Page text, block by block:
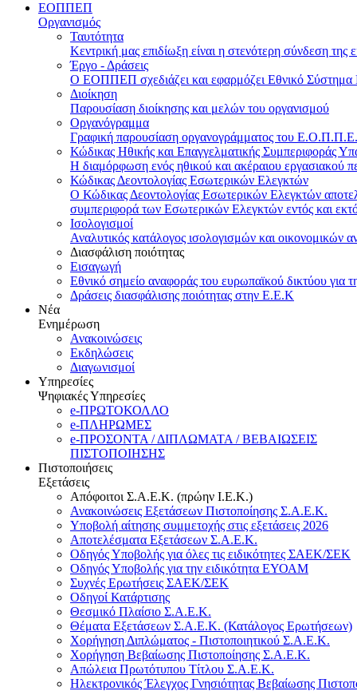
ΕΟΠΠΕΠ
Οργανισμός
Ταυτότητα
Κεντρική μας επιδίωξη είναι η στενότερη σύνδεση της
Έργο - Δράσεις
Ο ΕΟΠΠΕΠ σχεδιάζει και εφαρμόζει Eθνικό Σύστημα
Διοίκηση
Παρουσίαση διοίκησης και μελών του οργανισμού
Οργανόγραμμα
Γραφική παρουσίαση οργανογράμματος του
Κώδικας Ηθικής και Επαγγελματικής Συμπεριφοράς
Η διαμόρφωση ενός ηθικού και ακέραιου εργασιακού
Κώδικας Δεοντολογίας Εσωτερικών Ελεγκτών
Ο Κώδικας Δεοντολογίας Εσωτερικών Ελεγκτών
συμπεριφορά των Εσωτερικών Ελεγκτών εντός και
Ισολογισμοί
Αναλυτικός κατάλογος ισολογισμών και οικονομικών
Διασφάλιση ποιότητας
Εισαγωγή
Εθνικό σημείο αναφοράς του ευρωπαϊκού δικτύου για
Δράσεις διασφάλισης ποιότητας στην Ε.Ε.Κ
Νέα
Ενημέρωση
Ανακοινώσεις
Εκδηλώσεις
Διαγωνισμοί
Υπηρεσίες
Ψηφιακές Υπηρεσίες
e-ΠΡΩΤΟΚΟΛΛΟ
e-ΠΛΗΡΩΜΕΣ
e-ΠΡΟΣΟΝΤΑ / ΔΙΠΛΩΜΑΤΑ / ΒΕΒΑΙΩΣΕΙΣ
ΠΙΣΤΟΠΟΙΗΣΗΣ
Πιστοποιήσεις
Εξετάσεις
Απόφοιτοι Σ.Α.Ε.Κ. (πρώην Ι.Ε.Κ.)
Ανακοινώσεις Εξετάσεων Πιστοποίησης Σ.Α.Ε.Κ.
Υποβολή αίτησης συμμετοχής στις εξετάσεις 2026
Αποτελέσματα Εξετάσεων Σ.Α.Ε.Κ.
Οδηγός Υποβολής για όλες τις ειδικότητες ΣΑΕΚ/ΣΕΚ
Οδηγός Υποβολής για την ειδικότητα ΕΥΟΑΜ
Συχνές Ερωτήσεις ΣΑΕΚ/ΣΕΚ
Οδηγοί Κατάρτισης
Θεσμικό Πλαίσιο Σ.Α.Ε.Κ.
Θέματα Εξετάσεων Σ.Α.Ε.Κ. (Κατάλογος Ερωτήσεων)
Χορήγηση Διπλώματος - Πιστοποιητικού Σ.Α.Ε.Κ.
Χορήγηση Βεβαίωσης Πιστοποίησης Σ.Α.Ε.Κ.
Απώλεια Πρωτότυπου Τίτλου Σ.Α.Ε.Κ.
Ηλεκτρονικός Έλεγχος Γνησιότητας Βεβαίωσης